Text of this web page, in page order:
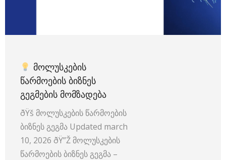
ᲛᲝᲚᲣᲡᲙᲔᲑᲘᲡ
ᲬᲐᲠᲛᲝᲔᲑᲘᲡ ᲑᲘᲖᲜᲔᲡ
ᲒᲔᲒᲛᲔᲑᲘᲡ ᲛᲝᲛᲖᲐᲓᲔᲑᲐ
ðŸš მოლუსკების წარმოების
ბიზნეს გეგმა Updated march
10, 2026 ðŸ”Ž მოლუსკების
წარმოების ბიზნეს გეგმა –